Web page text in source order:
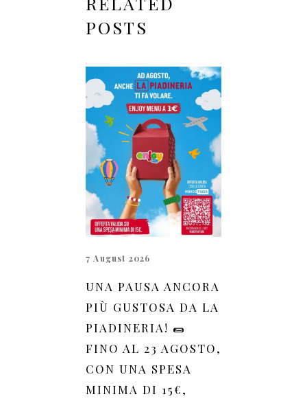
POSTS
7 August 2026
UNA PAUSA ANCORA
PIÙ GUSTOSA DA LA
PIADINERIA! 🌯
FINO AL 23 AGOSTO,
CON UNA SPESA
MINIMA DI 15€,